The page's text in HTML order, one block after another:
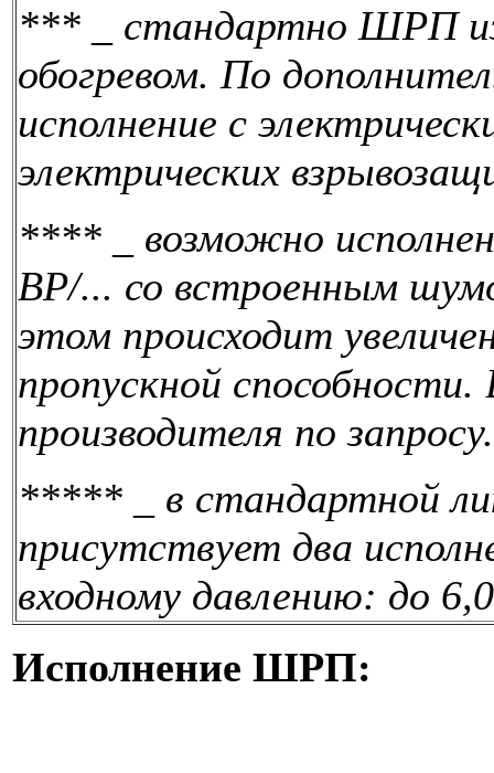
***
стандартно ШРП
обогревом. По
исполнение с
электрических
****
возможно
BP/... со встроенным
этом происходит
пропускной
производителя по запросу.
*****
в стандартной
присутствует два
входному давлению: до
Исполнение ШРП: